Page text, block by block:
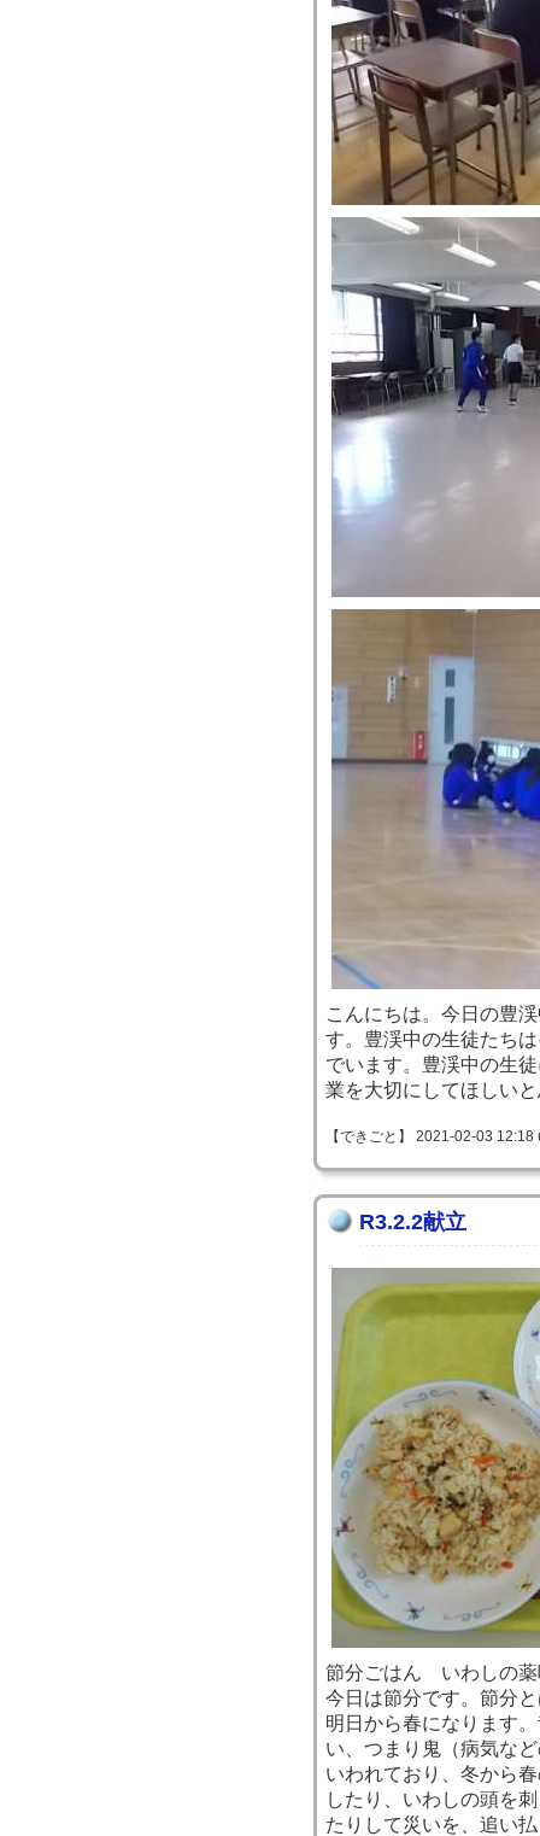
こんにちは。今日の豊
す。豊渓中の生徒たち
でいます。豊渓中の生
業を大切にしてほしい
【できごと】 2021-02-03
R3.2.2献立
節分ごはん いわしの
今日は節分です。節分
明日から春になります
い、つまり鬼（病気な
いわれており、冬から
したり、いわしの頭を
たりして災いを、追い